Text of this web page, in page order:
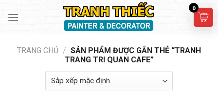
TRANG CHỦ / SẢN PHẨM ĐƯỢC GẮN THẺ “TRANH
TRANG TRI QUAN CAFE”
0